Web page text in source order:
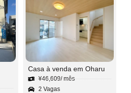
Casa à venda em Oharu
¥46,609/ mês
2 Vagas